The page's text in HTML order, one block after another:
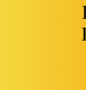
FESTIVAL DE
I PENSAMENT